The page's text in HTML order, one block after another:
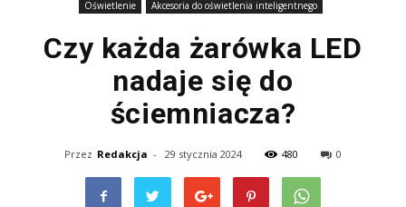
Oświetlenie Akcesoria do oświetlenia inteligentnego
Czy każda żarówka LED
nadaje się do
ściemniacza?
Przez Redakcja - 29 stycznia 2024 480 0